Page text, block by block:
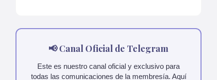
📢 Canal Oficial de Telegram
Este es nuestro canal oficial y exclusivo para
todas las comunicaciones de la membresía. Aquí